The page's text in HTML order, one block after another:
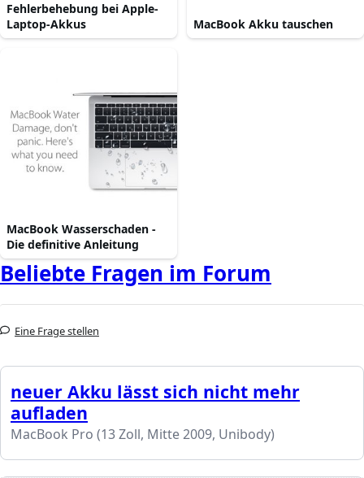
Fehlerbehebung bei Apple-
Laptop-Akkus
MacBook Akku tauschen
MacBook Wasserschaden -
Die definitive Anleitung
Beliebte Fragen im Forum
Eine Frage stellen
neuer Akku lässt sich nicht mehr
aufladen
MacBook Pro (13 Zoll, Mitte 2009, Unibody)